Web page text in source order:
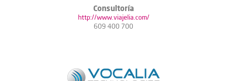
Consultoría
http://www.viajelia.com/
609 400 700